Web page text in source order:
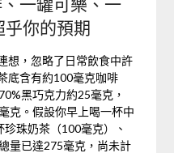
一罐可樂、一
你的預期
想，忽略了日常飲食中許
底含有約100毫克咖啡
黑巧克力約25毫克，
克。假設你早上喝一杯中
珠奶茶（100毫克）、
量已達275毫克，尚未計